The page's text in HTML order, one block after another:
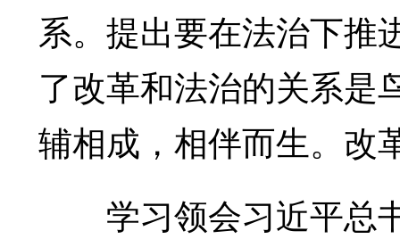
系。提出要在法治下推
了改革和法治的关系是
辅相成，相伴而生。改
学习领会习近平总